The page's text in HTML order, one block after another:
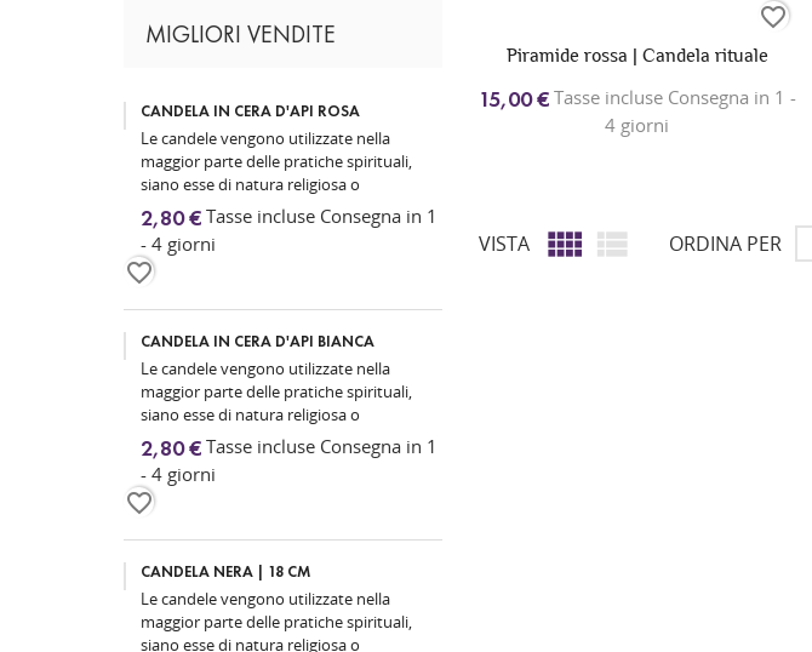
MIGLIORI VENDITE
CANDELA IN CERA D'API ROSA
Le candele vengono utilizzate nella
maggior parte delle pratiche spirituali,
siano esse di natura religiosa o
magica, poiché rappresentano la luce...
2,80 € Tasse incluse Consegna in 1
- 4 giorni
favorite_border
CANDELA IN CERA D'API BIANCA
Le candele vengono utilizzate nella
maggior parte delle pratiche spirituali,
siano esse di natura religiosa o
magica, poiché rappresentano la luce...
2,80 € Tasse incluse Consegna in 1
- 4 giorni
favorite_border
CANDELA NERA | 18 CM
Le candele vengono utilizzate nella
maggior parte delle pratiche spirituali,
siano esse di natura religiosa o
Piramide rossa | Candela rituale
15,00 €Tasse incluse Consegna in 1 -
4 giorni
favorite_border
VISTA   ORDINA PER